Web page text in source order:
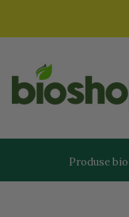
la
Produse bio